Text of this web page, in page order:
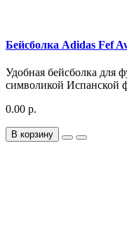
Бейсболка Adidas Fef
Удобная бейсболка для
символикой Испанской
0.00 р.
В корзину